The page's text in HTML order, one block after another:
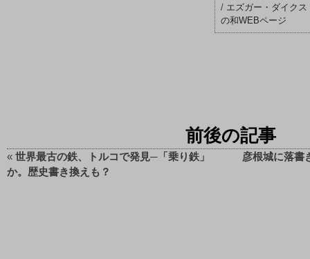
/ エズガー・ダイク
の和WEBページ
前後の記事
« 世界最古の鉄、トルコで発見─「乗り鉄」
か。歴史書き換えも？
彦根城に落書